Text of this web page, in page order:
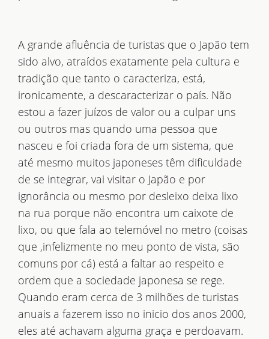
A grande afluência de turistas que o Japão tem
sido alvo, atraídos exatamente pela cultura e
tradição que tanto o caracteriza, está,
ironicamente, a descaracterizar o país. Não
estou a fazer juízos de valor ou a culpar uns
ou outros mas quando uma pessoa que
nasceu e foi criada fora de um sistema, que
até mesmo muitos japoneses têm dificuldade
de se integrar, vai visitar o Japão e por
ignorância ou mesmo por desleixo deixa lixo
na rua porque não encontra um caixote de
lixo, ou que fala ao telemóvel no metro (coisas
que ,infelizmente no meu ponto de vista, são
comuns por cá) está a faltar ao respeito e
ordem que a sociedade japonesa se rege.
Quando eram cerca de 3 milhões de turistas
anuais a fazerem isso no inicio dos anos 2000,
eles até achavam alguma graça e perdoavam.